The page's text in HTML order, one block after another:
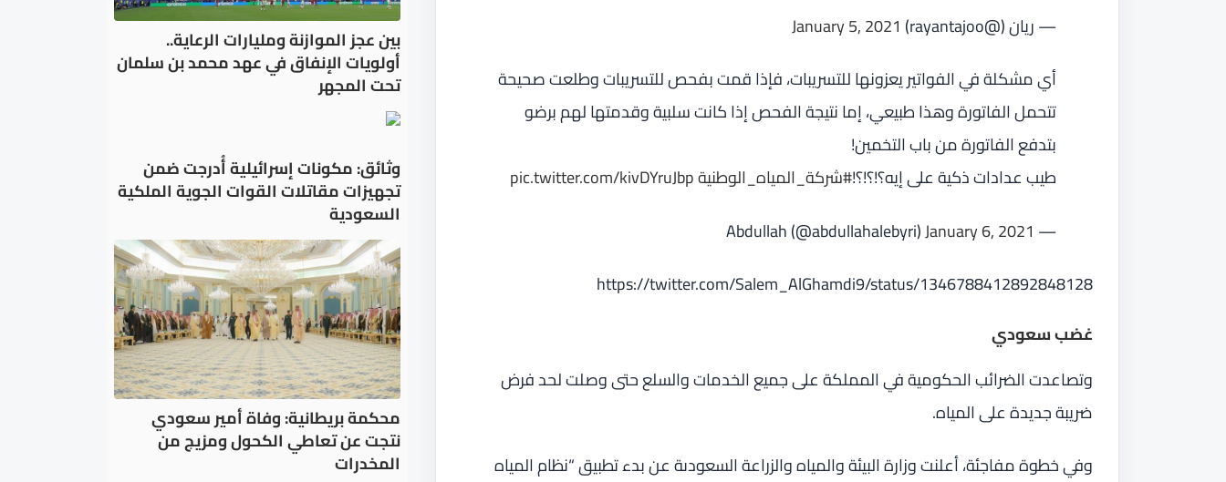
— ريان (@rayantajoo)
January 5, 2021
أي مشكلة في الفواتير يعزونها للتسريبات، فإذا قمت بفحص للتسريبات وطلعت صحيحة
تتحمل الفاتورة وهذا طبيعي، إما نتيجة الفحص إذا كانت سلبية وقدمتها لهم برضو
بتدفع الفاتورة من باب التخمين!
طيب عدادات ذكية على إيه؟!؟!؟!#شركة_المياه_الوطنيةpic.twitter.com/kivDYruJbp
— Abdullah (@abdullahalebyri)
January 6, 2021
https://twitter.com/Salem_AlGhamdi9/status/1346788412892848128
غضب سعودي
وتصاعدت الضرائب الحكومية في المملكة على جميع الخدمات والسلع حتى وصلت لحد فرض
ضريبة جديدة على المياه.
وفي خطوة مفاجئة، أعلنت وزارة البيئة والمياه والزراعة السعودىة عن بدء تطبيق “نظام المياه
بين عجز الموازنة ومليارات الرعاية..
أولويات الإنفاق في عهد محمد بن سلمان
تحت المجهر
وثائق: مكونات إسرائيلية أُدرجت ضمن
تجهيزات مقاتلات القوات الجوية الملكية
السعودية
محكمة بريطانية: وفاة أمير سعودي
نتجت عن تعاطي الكحول ومزيج من
المخدرات